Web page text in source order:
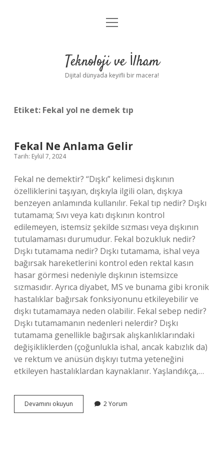
Anasayfa
Yasal Uyarı
menüyü
Teknoloji ve İlham
Dijital dünyada keyifli bir macera!
Etiket: Fekal yol ne demek tıp
Fekal Ne Anlama Gelir
Tarih: Eylül 7, 2024
Fekal ne demektir? “Dışkı” kelimesi dışkının
özelliklerini taşıyan, dışkıyla ilgili olan, dışkıya
benzeyen anlamında kullanılır. Fekal tıp nedir? Dışkı
tutamama; Sıvı veya katı dışkının kontrol
edilemeyen, istemsiz şekilde sızması veya dışkının
tutulamaması durumudur. Fekal bozukluk nedir?
Dışkı tutamama nedir? Dışkı tutamama, ishal veya
bağırsak hareketlerini kontrol eden rektal kasın
hasar görmesi nedeniyle dışkının istemsizce
sızmasıdır. Ayrıca diyabet, MS ve bunama gibi kronik
hastalıklar bağırsak fonksiyonunu etkileyebilir ve
dışkı tutamamaya neden olabilir. Fekal sebep nedir?
Dışkı tutamamanın nedenleri nelerdir? Dışkı
tutamama genellikle bağırsak alışkanlıklarındaki
değişikliklerden (çoğunlukla ishal, ancak kabızlık da)
ve rektum ve anüsün dışkıyı tutma yeteneğini
etkileyen hastalıklardan kaynaklanır. Yaşlandıkça,…
Devamını okuyun
Ne
2 Yorum